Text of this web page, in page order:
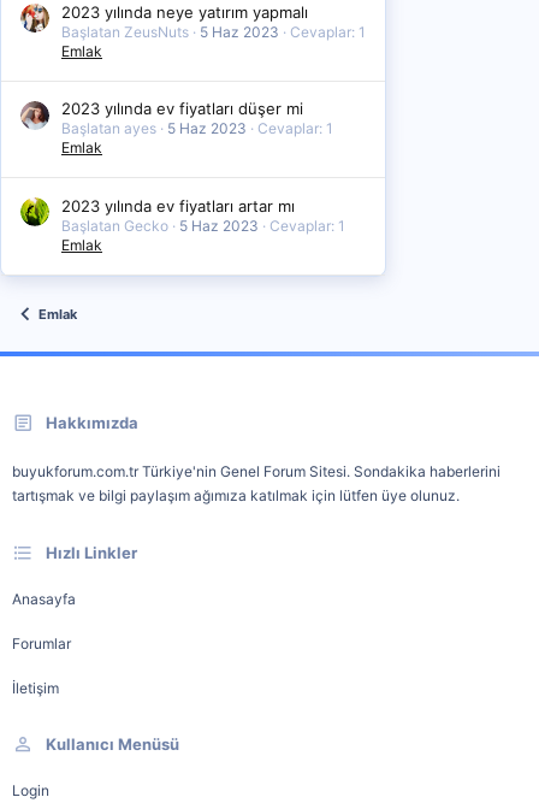
2023 yılında neye yatırım yapmalı
Başlatan ZeusNuts 5 Haz 2023
Cevaplar: 1
Emlak
2023 yılında ev fiyatları düşer mi
Başlatan ayes 5 Haz 2023
Cevaplar: 1
Emlak
2023 yılında ev fiyatları artar mı
Başlatan Gecko 5 Haz 2023
Cevaplar: 1
Emlak
Emlak
Hakkımızda
buyukforum.com.tr Türkiye'nin Genel Forum Sitesi. Sondakika haberlerini
tartışmak ve bilgi paylaşım ağımıza katılmak için lütfen üye olunuz.
Hızlı Linkler
Anasayfa
Forumlar
İletişim
Kullanıcı Menüsü
Login